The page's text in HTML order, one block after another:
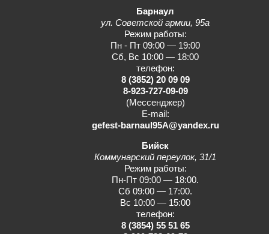
Барнаул
ул. Советской армии, 95а
Режим работы:
Пн - Пт 09:00 — 19:00
Сб, Вс 10:00 — 18:00
телефон:
8 (3852) 20 09 09
8-923-727-09-09
(Мессенджер)
E-mail:
gefest-barnaul95A@yandex.ru
Бийск
Коммунарский переулок, 31/1
Режим работы:
Пн-Пт 09:00 — 18:00.
Сб 09:00 — 17:00.
Вс 10:00 — 15:00
телефон:
8 (3854) 55 51 65